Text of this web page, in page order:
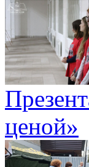
ценой»